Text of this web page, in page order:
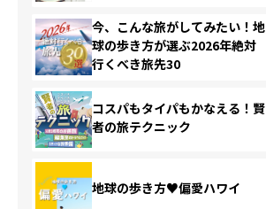
今、こんな旅がしてみたい！地
球の歩き方が選ぶ2026年絶対
行くべき旅先30
コスパもタイパもかなえる！賢
者の旅テクニック
地球の歩き方♥偏愛ハワイ